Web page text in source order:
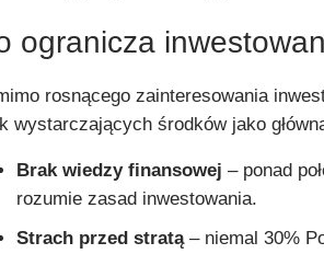
ogranicza
rosnącego zainteresowania
wystarczających środków jako
Brak wiedzy finansowej – ponad
rozumie zasad inwestowania.
Strach przed stratą– niemal 30%